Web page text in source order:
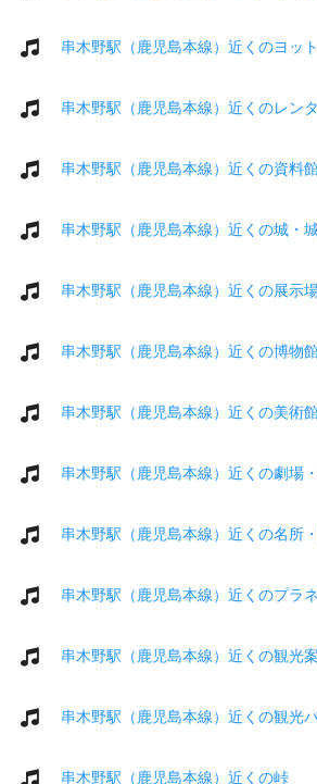
串木野駅（鹿児島本線）近くのヨッ
串木野駅（鹿児島本線）近くのレン
串木野駅（鹿児島本線）近くの資料
串木野駅（鹿児島本線）近くの城・
串木野駅（鹿児島本線）近くの展示
串木野駅（鹿児島本線）近くの博物
串木野駅（鹿児島本線）近くの美術
串木野駅（鹿児島本線）近くの劇場
串木野駅（鹿児島本線）近くの名所
串木野駅（鹿児島本線）近くのプラ
串木野駅（鹿児島本線）近くの観光
串木野駅（鹿児島本線）近くの観光
串木野駅（鹿児島本線）近くの峠